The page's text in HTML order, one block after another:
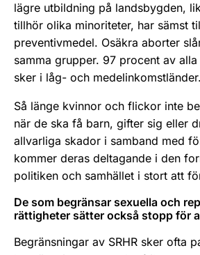
lägre utbildning på landsbygden,
tillhör olika minoriteter, har sämst
preventivmedel. Osäkra aborter
samma grupper. 97 procent av
sker i låg- och medelinkomstländer.
Så länge kvinnor och flickor inte
när de ska få barn, gifter sig eller
allvarliga skador i samband med
kommer deras deltagande i den
politiken och samhället i stort att
De som begränsar sexuella och
rättigheter sätter också stopp för
Begränsningar av SRHR sker ofta